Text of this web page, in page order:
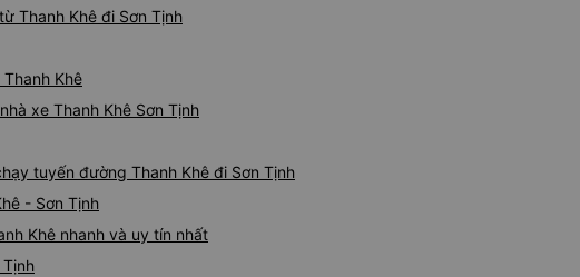
Thanh Khê đi Sơn Tịnh
Khê
xe Thanh Khê Sơn Tịnh
tuyến đường Thanh Khê đi Sơn Tịnh
- Sơn Tịnh
Khê nhanh và uy tín nhất